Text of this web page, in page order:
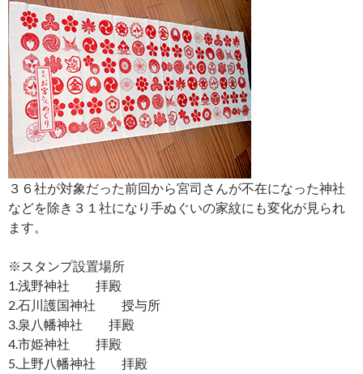
３６社が対象だった前回から宮司さんが不在になった神社
などを除き３１社になり手ぬぐいの家紋にも変化が見られ
ます。
※スタンプ設置場所
1.浅野神社 拝殿
2.石川護国神社 授与所
3.泉八幡神社 拝殿
4.市姫神社 拝殿
5.上野八幡神社 拝殿